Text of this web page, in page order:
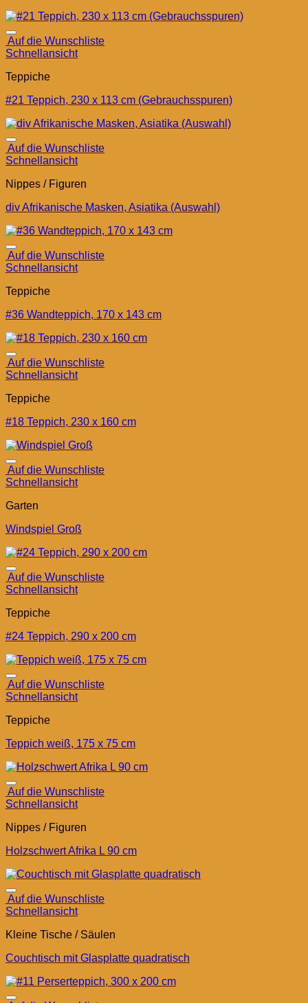
Auf die Wunschliste
Schnellansicht
Teppiche
#21 Teppich, 230 x 113 cm (Gebrauchsspuren)
Auf die Wunschliste
Schnellansicht
Nippes / Figuren
div Afrikanische Masken, Asiatika (Auswahl)
Auf die Wunschliste
Schnellansicht
Teppiche
#36 Wandteppich, 170 x 143 cm
Auf die Wunschliste
Schnellansicht
Teppiche
#18 Teppich, 230 x 160 cm
Auf die Wunschliste
Schnellansicht
Garten
Windspiel Groß
Auf die Wunschliste
Schnellansicht
Teppiche
#24 Teppich, 290 x 200 cm
Auf die Wunschliste
Schnellansicht
Teppiche
Teppich weiß, 175 x 75 cm
Auf die Wunschliste
Schnellansicht
Nippes / Figuren
Holzschwert Afrika L 90 cm
Auf die Wunschliste
Schnellansicht
Kleine Tische / Säulen
Couchtisch mit Glasplatte quadratisch